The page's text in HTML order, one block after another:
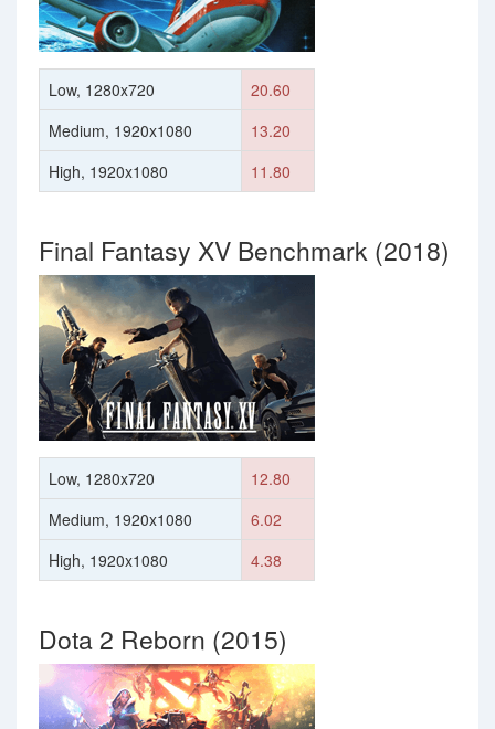
Low, 1280x720
20.60
Medium, 1920x1080
13.20
High, 1920x1080
11.80
Final Fantasy XV Benchmark (2018)
Low, 1280x720
12.80
Medium, 1920x1080
6.02
High, 1920x1080
4.38
Dota 2 Reborn (2015)